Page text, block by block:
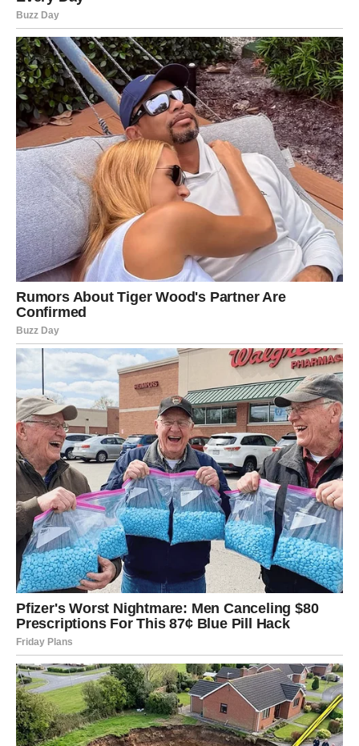
STRELAC
Nedelja šansi, putovanja i novih početaka
Strelac ulazi u svoju sezonu i odmah oseća talas sreće.
Otvaraju se nova vrata, nove želje, nove prilike. Sve što
počnete u ovom periodu imaće dug rok i dobre rezultate.
Šta donosi nedelja?
Putovanje ili poziv u pokret.
Nova poslovna ili emotivna prilika.
Pozitivne vesti iz daleka.
Povećan optimizam i snaga.
Slobodni Strelčevi mogu započeti vrlo zanimljivu
komunikaciju koja vodi u nešto ozbiljnije.
Poruka nedelje:
Ne ignorišite prilike — sada su tu sa razlogom.
JARAC
Nedelja stabilizacije, ljubavnog buđenja i poslovnog
uspeha
Jarac ulazi u nedelju u kojoj napokon oseća mir. Nakon
perioda tenzija, ovo je nedelja u kojoj sve dolazi na svoje